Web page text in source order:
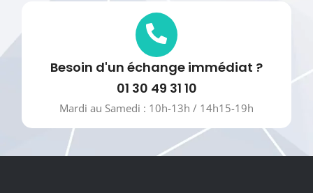
Besoin d'un échange immédiat ?
01 30 49 31 10
Mardi au Samedi : 10h-13h / 14h15-19h